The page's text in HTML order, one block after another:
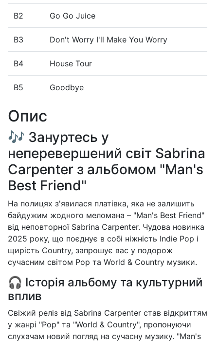
B2 Go Go Juice
B3 Don't Worry I'll Make You Worry
B4 House Tour
B5 Goodbye
Опис
🎶 Зануртесь у
неперевершений світ Sabrina
Carpenter з альбомом "Man's
Best Friend"
На полицях з'явилася платівка, яка не залишить
байдужим жодного меломана – "Man's Best Friend"
від неповторної Sabrina Carpenter. Чудова новинка
2025 року, що поєднує в собі ніжність Indie Pop і
щирість Country, запрошує вас у подорож
сучасним світом Pop та World & Country музики.
🎧 Історія альбому та культурний
вплив
Свіжий реліз від Sabrina Carpenter став відкриттям
у жанрі "Pop" та "World & Country", пропонуючи
слухачам новий погляд на сучасну музику. "Man's